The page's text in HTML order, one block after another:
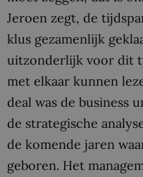
Jeroen zegt, de
klus gezamenlijk
uitzonderlijk voor dit
met elkaar kunnen
deal was de business
de strategische
de komende jaren
geboren. Het